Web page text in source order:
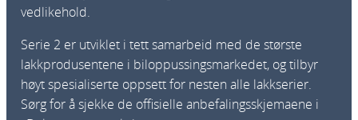
a
k
k
1
.
vedlikehold.
Serie 2 er utviklet i tett samarbeid med de største
lakkprodusentene i biloppussingsmarkedet, og tilbyr
høyt spesialiserte oppsett for nesten alle lakkserier.
Sørg for å sjekke de offisielle anbefalingsskjemaene i